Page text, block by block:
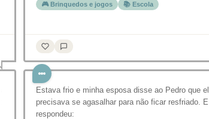
🎮 Brinquedos e jogos 📚 Escola
Estava frio e minha esposa disse ao Pedro que
precisava se agasalhar para não ficar resfriado.
respondeu: